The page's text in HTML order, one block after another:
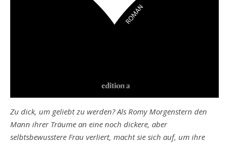
Zu dick, um geliebt zu werden? Als Romy Morgenstern den
Mann ihrer Träume an eine noch dickere, aber
selbtsbewusstere Frau verliert, macht sie sich auf, um ihre